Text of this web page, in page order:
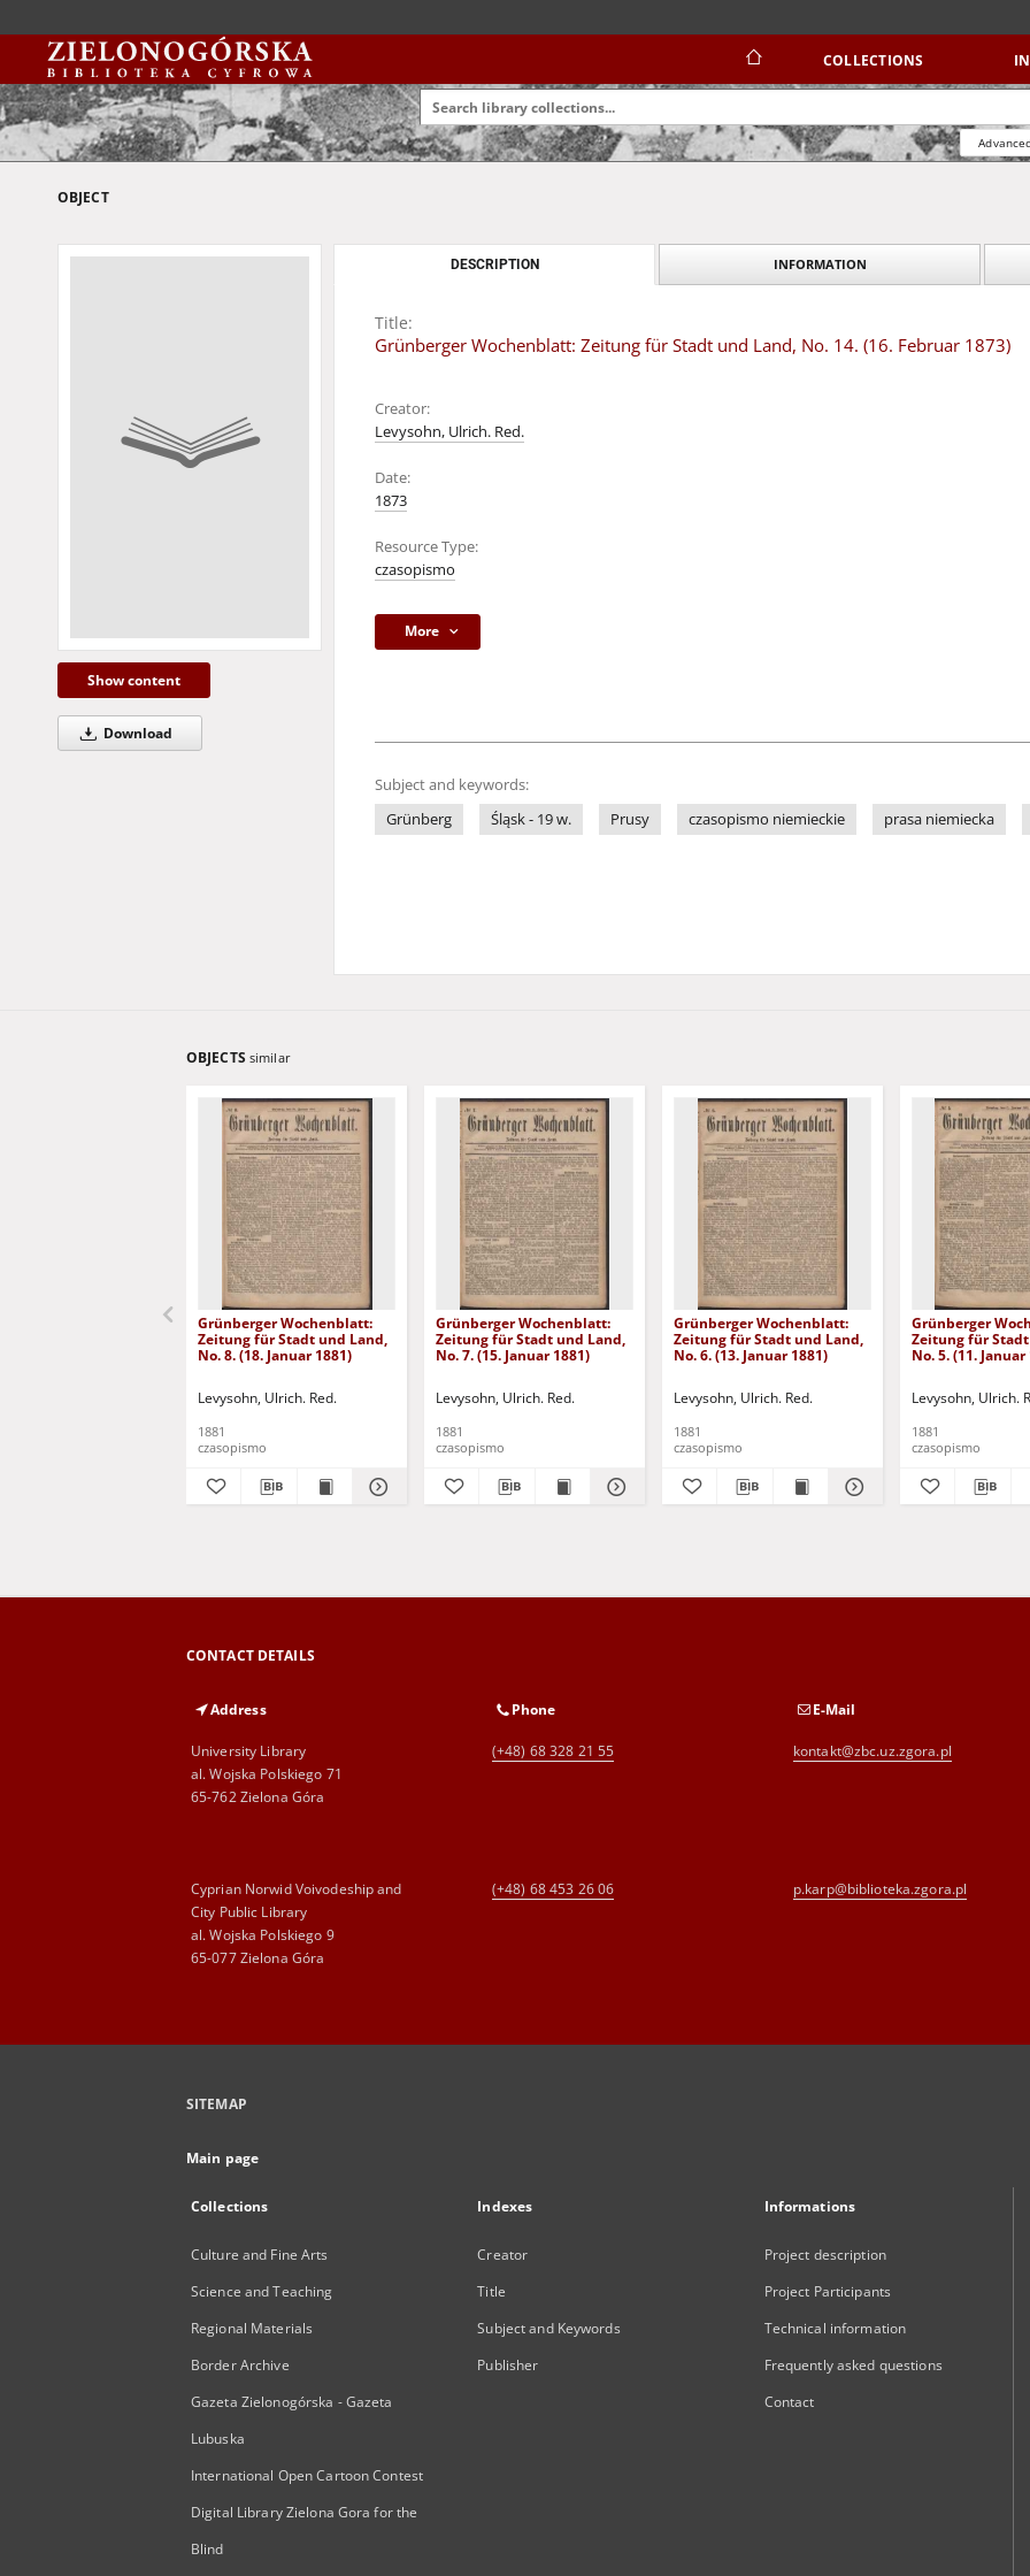
COLLECTIONS
OBJECT
Show content
Download
DESCRIPTION INFORMATION
Title:
Grünberger Wochenblatt: Zeitung für Stadt und Land, No. 14. (16. Februar 1873)
Creator:
Levysohn, Ulrich. Red.
Date:
1873
Resource Type:
czasopismo
More
Subject and keywords:
Grünberg
Śląsk - 19 w. Prusy czasopismo niemieckie prasa niemiecka
OBJECTS similar
Grünberger Wochenblatt:
Zeitung für Stadt und Land,
No. 8. (18. Januar 1881)
Levysohn, Ulrich. Red.
1881
czasopismo
Grünberger Wochenblatt:
Zeitung für Stadt und Land,
No. 7. (15. Januar 1881)
Levysohn, Ulrich. Red.
1881
czasopismo
Grünberger Wochenblatt:
Zeitung für Stadt und Land,
No. 6. (13. Januar 1881)
Levysohn, Ulrich. Red.
1881
czasopismo
Grünberger
Zeitung für
No. 5. (11. Januar
Levysohn, Ulrich.
1881
czasopismo
CONTACT DETAILS
Address
University Library
al. Wojska Polskiego 71
65-762 Zielona Góra
Phone
(+48) 68 328 21 55
E-Mail
kontakt@zbc.uz.zgora.pl
Cyprian Norwid Voivodeship and
City Public Library
al. Wojska Polskiego 9
65-077 Zielona Góra
(+48) 68 453 26 06 p.karp@biblioteka.zgora.pl
SITEMAP
Main page
Collections
Culture and Fine Arts
Science and Teaching
Regional Materials
Border Archive
Gazeta Zielonogórska - Gazeta
Lubuska
International Open Cartoon Contest
Digital Library Zielona Gora for the
Blind
Indexes
Creator
Title
Subject and Keywords
Publisher
Informations
Project description
Project Participants
Technical information
Frequently asked questions
Contact